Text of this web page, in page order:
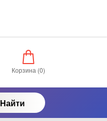
Корзина (0)
Найти